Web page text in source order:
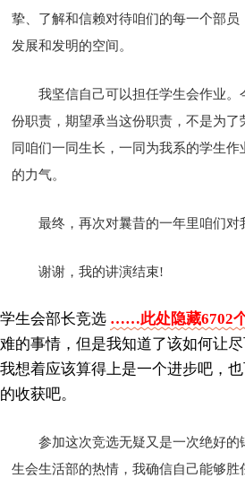
挚、了解和信赖对待咱们的每一个部
发展和发明的空间。
我坚信自己可以担任学生会作业
份职责，期望承当这份职责，不是为
同咱们一同生长，一同为我系的学生
的力气。
最终，再次对曩昔的一年里咱们对
谢谢，我的讲演结束!
学生会部长竞选 ……此处隐藏6702
难的事情，但是我知道了该如何让尽
我想着应该算得上是一个进步吧，
的收获吧。
参加这次竞选无疑又是一次绝好
生会生活部的热情，我确信自己能够胜